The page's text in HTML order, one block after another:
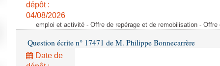
dépôt :
04/08/2026
emploi et activité - Offre de repérage et de remobilisation -
Question écrite n° 17471 de M. Philippe Bonnecarrère
Date de